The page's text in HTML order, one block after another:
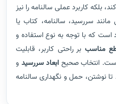
بلکه کاربرد عملی سالنامه را نیز
سررسید، سالنامه، کتاب یا
که با توجه به نوع استفاده و
مناسب بر راحتی کاربر، قابلیت
انتخاب صحیح ابعاد سررسید و
نوشتن، حمل و نگهداری سالنامه